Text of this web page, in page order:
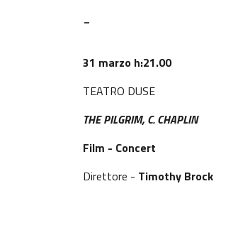
31 marzo h:21.00
TEATRO DUSE
THE PILGRIM, C. CHAPLIN
Film - Concert
Direttore - Timothy Brock